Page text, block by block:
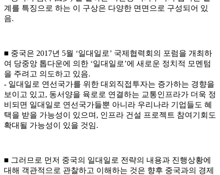
계를 특징으로 하는 이 구상은 다양한 면면으로 구성되어 있
음.
■ 중국은 2017년 5월 ‘일대일로’ 국제협력회의 포럼을 개최하
여 당중앙 톱다운에 의한 ‘일대일로’에 새로운 정치적 모멘텀
을 주려고 의도하고 있음.
- 일대일로 연선국가를 위한 대외직접투자는 증가하는 경향을
보이고 있고, 동서양을 육로로 연결하는 교통인프라가 더욱 정
비되면 일대일로 연선국가들뿐 아니라 우리나라 기업들도 혜
택을 받을 가능성이 있으며, 인프라 건설 프로젝트 참여기회도
확대될 가능성이 있을 것임.
■ 그러므로 먼저 중국의 일대일로 전략의 내용과 진행상황에
대해 객관적으로 관찰하고 이해하는 것은 향후 중국과의 경제